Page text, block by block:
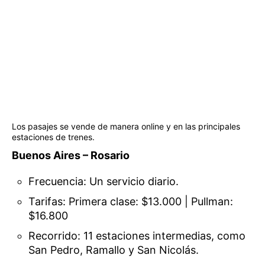
Los pasajes se vende de manera online y en las principales
estaciones de trenes.
Buenos Aires – Rosario
Frecuencia: Un servicio diario.
Tarifas: Primera clase: $13.000 | Pullman:
$16.800
Recorrido: 11 estaciones intermedias, como
San Pedro, Ramallo y San Nicolás.